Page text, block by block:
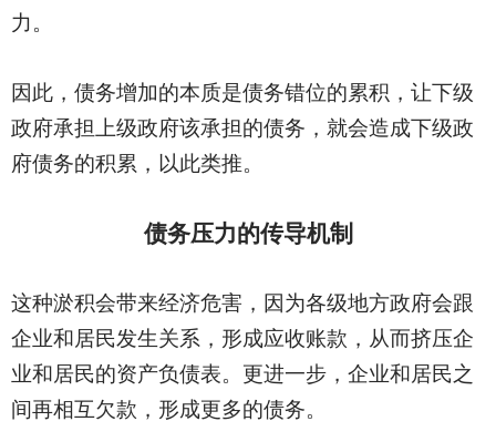
力。
因此，债务增加的本质是债务错位的累积，让下级
政府承担上级政府该承担的债务，就会造成下级政
府债务的积累，以此类推。
债务压力的传导机制
这种淤积会带来经济危害，因为各级地方政府会跟
企业和居民发生关系，形成应收账款，从而挤压企
业和居民的资产负债表。更进一步，企业和居民之
间再相互欠款，形成更多的债务。